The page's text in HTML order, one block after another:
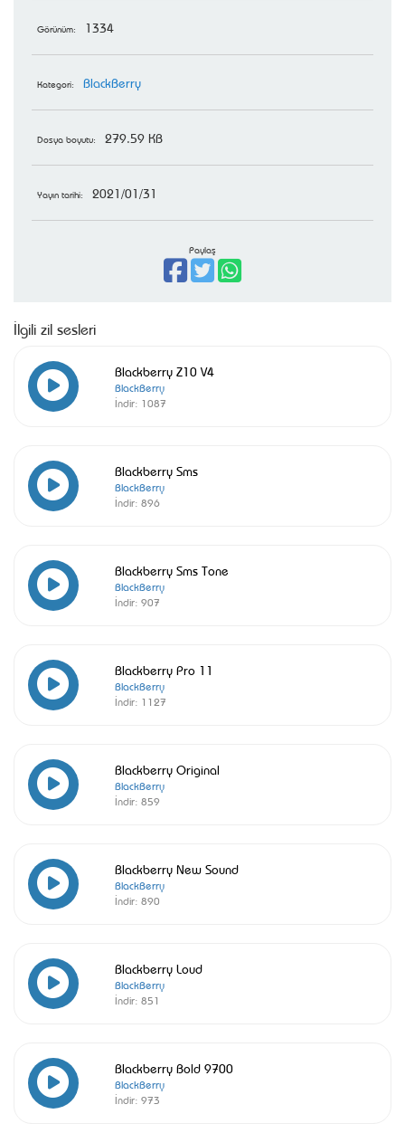
Görünüm: 1334
Kategori: BlackBerry
Dosya boyutu: 279.59 KB
Yayın tarihi: 2021/01/31
Paylaş
İlgili zil sesleri
Blackberry Z10 V4
BlackBerry
İndir: 1087
Blackberry Sms
BlackBerry
İndir: 896
Blackberry Sms Tone
BlackBerry
İndir: 907
Blackberry Pro 11
BlackBerry
İndir: 1127
Blackberry Original
BlackBerry
İndir: 859
Blackberry New Sound
BlackBerry
İndir: 890
Blackberry Loud
BlackBerry
İndir: 851
Blackberry Bold 9700
BlackBerry
İndir: 973